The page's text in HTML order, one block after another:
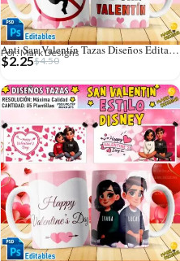
Anti San Valentín Tazas Diseños Editables
Por: Mark Designs
$4.50
$2.25